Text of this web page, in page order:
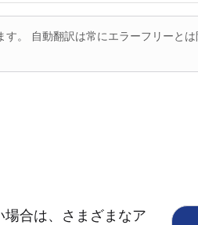
。 自動翻訳は常にエラーフリーと
合は、さまざまなア